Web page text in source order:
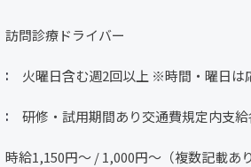
訪問診療ドライバー
火曜日含む週2回以上 ※時間・曜日は
研修・試用期間あり交通費規定内支
時給1,150円～ / 1,000円～（複数記載あり